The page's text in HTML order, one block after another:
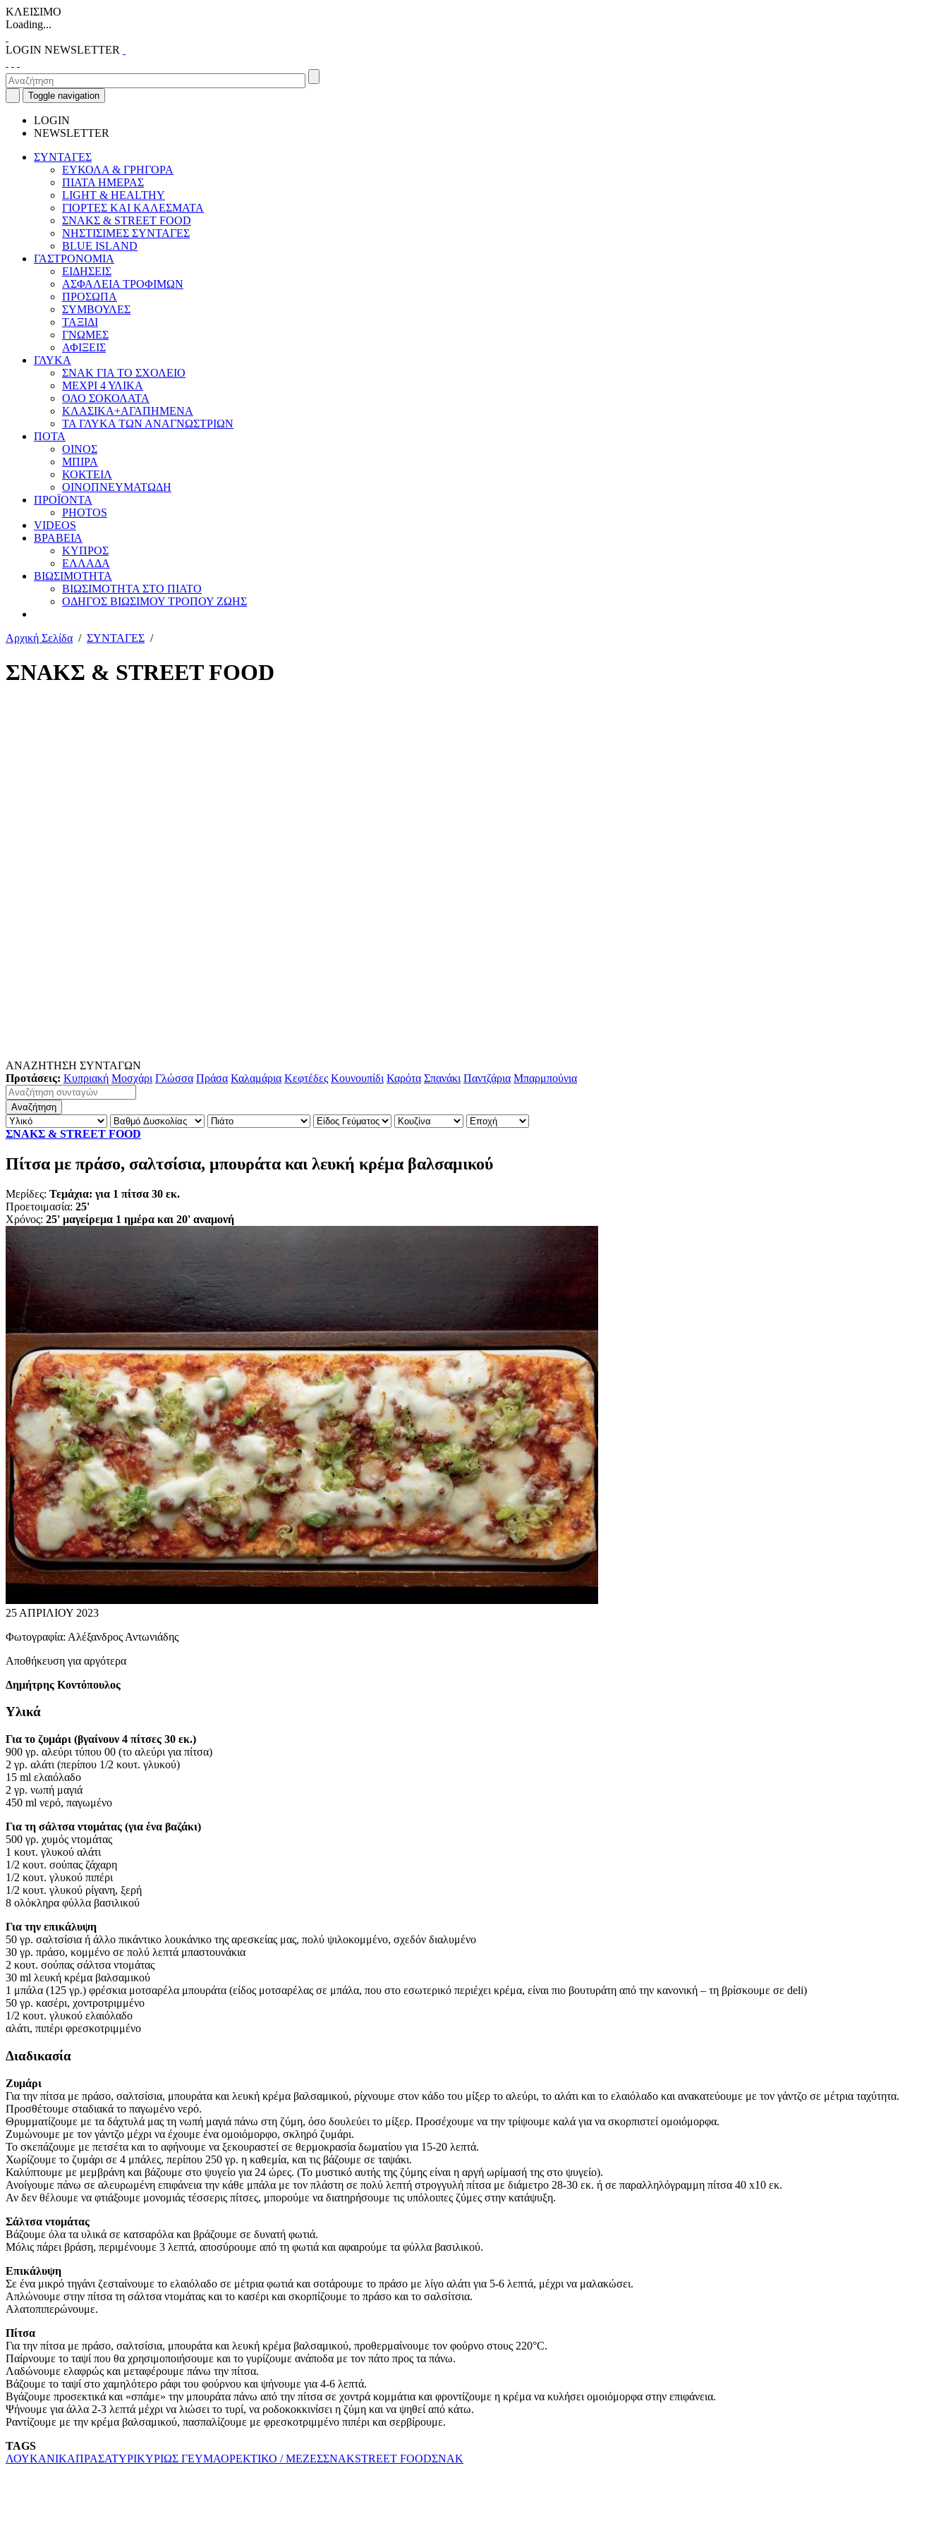
ΚΛΕΙΣΙΜΟ
Loading...
LOGIN NEWSLETTER
Toggle navigation
LOGIN
NEWSLETTER
ΣΥΝΤΑΓΕΣ
ΕΥΚΟΛΑ & ΓΡΗΓΟΡΑ
ΠΙΑΤΑ ΗΜΕΡΑΣ
LIGHT & HEALTHY
ΓΙΟΡΤΕΣ ΚΑΙ ΚΑΛΕΣΜΑΤΑ
ΣΝΑΚΣ & STREET FOOD
ΝΗΣΤΙΣΙΜΕΣ ΣΥΝΤΑΓΕΣ
BLUE ISLAND
ΓΑΣΤΡΟΝΟΜΙΑ
ΕΙΔΗΣΕΙΣ
ΑΣΦΑΛΕΙΑ ΤΡΟΦΙΜΩΝ
ΠΡΟΣΩΠΑ
ΣΥΜΒΟΥΛΕΣ
ΤΑΞΙΔΙ
ΓΝΩΜΕΣ
ΑΦΙΞΕΙΣ
ΓΛΥΚΑ
ΣΝΑΚ ΓΙΑ ΤΟ ΣΧΟΛΕΙΟ
ΜΕΧΡΙ 4 ΥΛΙΚΑ
ΟΛΟ ΣΟΚΟΛΑΤΑ
ΚΛΑΣΙΚΑ+ΑΓΑΠΗΜΕΝΑ
ΤΑ ΓΛΥΚΑ ΤΩΝ ΑΝΑΓΝΩΣΤΡΙΩΝ
ΠΟΤΑ
ΟΙΝΟΣ
ΜΠΙΡΑ
ΚΟΚΤΕΙΛ
ΟΙΝΟΠΝΕΥΜΑΤΩΔΗ
ΠΡΟΪΟΝΤΑ
PHOTOS
VIDEOS
ΒΡΑΒΕΙΑ
ΚΥΠΡΟΣ
ΕΛΛΑΔΑ
ΒΙΩΣΙΜΟΤΗΤΑ
ΒΙΩΣΙΜΟΤΗΤΑ ΣΤΟ ΠΙΑΤΟ
ΟΔΗΓΟΣ ΒΙΩΣΙΜΟΥ ΤΡΟΠΟΥ ΖΩΗΣ
Αρχική Σελίδα / ΣΥΝΤΑΓΕΣ /
ΣΝΑΚΣ & STREET FOOD
ΑΝΑΖΗΤΗΣΗ ΣΥΝΤΑΓΩΝ
Προτάσεις: Κυπριακή Μοσχάρι Γλώσσα Πράσα Καλαμάρια Κεφτέδες Κουνουπίδι Καρότα Σπανάκι Παντζάρια Μπαρμπούνια
ΣΝΑΚΣ & STREET FOOD
Πίτσα με πράσο, σαλτσίσια, μπουράτα και λευκή κρέμα βαλσαμικού
Μερίδες: Τεμάχια: για 1 πίτσα 30 εκ.
Προετοιμασία: 25'
Χρόνος: 25' μαγείρεμα 1 ημέρα και 20' αναμονή
25 ΑΠΡΙΛΙΟΥ 2023
Φωτογραφία: Αλέξανδρος Αντωνιάδης
Αποθήκευση για αργότερα
Δημήτρης Κοντόπουλος
Υλικά
Για το ζυμάρι (βγαίνουν 4 πίτσες 30 εκ.)
900 γρ. αλεύρι τύπου 00 (το αλεύρι για πίτσα)
2 γρ. αλάτι (περίπου 1/2 κουτ. γλυκού)
15 ml ελαιόλαδο
2 γρ. νωπή μαγιά
450 ml νερό, παγωμένο
Για τη σάλτσα ντομάτας (για ένα βαζάκι)
500 γρ. χυμός ντομάτας
1 κουτ. γλυκού αλάτι
1/2 κουτ. σούπας ζάχαρη
1/2 κουτ. γλυκού πιπέρι
1/2 κουτ. γλυκού ρίγανη, ξερή
8 ολόκληρα φύλλα βασιλικού
Για την επικάλυψη
50 γρ. σαλτσίσια ή άλλο πικάντικο λουκάνικο της αρεσκείας μας, πολύ ψιλοκομμένο, σχεδόν διαλυμένο
30 γρ. πράσο, κομμένο σε πολύ λεπτά μπαστουνάκια
2 κουτ. σούπας σάλτσα ντομάτας
30 ml λευκή κρέμα βαλσαμικού
1 μπάλα (125 γρ.) φρέσκια μοτσαρέλα μπουράτα (είδος μοτσαρέλας σε μπάλα, που στο εσωτερικό περιέχει κρέμα, είναι πιο βουτυράτη από την κανονική – τη βρίσκουμε σε deli)
50 γρ. κασέρι, χοντροτριμμένο
1/2 κουτ. γλυκού ελαιόλαδο
αλάτι, πιπέρι φρεσκοτριμμένο
Διαδικασία
Ζυμάρι
Για την πίτσα με πράσο, σαλτσίσια, μπουράτα και λευκή κρέμα βαλσαμικού, ρίχνουμε στον κάδο του μίξερ το αλεύρι, το αλάτι και το ελαιόλαδο και ανακατεύουμε με τον γάντζο σε μέτρια ταχύτητα.
Προσθέτουμε σταδιακά το παγωμένο νερό.
Θρυμματίζουμε με τα δάχτυλά μας τη νωπή μαγιά πάνω στη ζύμη, όσο δουλεύει το μίξερ. Προσέχουμε να την τρίψουμε καλά για να σκορπιστεί ομοιόμορφα.
Ζυμώνουμε με τον γάντζο μέχρι να έχουμε ένα ομοιόμορφο, σκληρό ζυμάρι.
Το σκεπάζουμε με πετσέτα και το αφήνουμε να ξεκουραστεί σε θερμοκρασία δωματίου για 15-20 λεπτά.
Χωρίζουμε το ζυμάρι σε 4 μπάλες, περίπου 250 γρ. η καθεμία, και τις βάζουμε σε ταψάκι.
Καλύπτουμε με μεμβράνη και βάζουμε στο ψυγείο για 24 ώρες. (Το μυστικό αυτής της ζύμης είναι η αργή ωρίμασή της στο ψυγείο).
Ανοίγουμε πάνω σε αλευρωμένη επιφάνεια την κάθε μπάλα με τον πλάστη σε πολύ λεπτή στρογγυλή πίτσα με διάμετρο 28-30 εκ. ή σε παραλληλόγραμμη πίτσα 40 x10 εκ.
Αν δεν θέλουμε να φτιάξουμε μονομιάς τέσσερις πίτσες, μπορούμε να διατηρήσουμε τις υπόλοιπες ζύμες στην κατάψυξη.
Σάλτσα ντομάτας
Βάζουμε όλα τα υλικά σε κατσαρόλα και βράζουμε σε δυνατή φωτιά.
Μόλις πάρει βράση, περιμένουμε 3 λεπτά, αποσύρουμε από τη φωτιά και αφαιρούμε τα φύλλα βασιλικού.
Επικάλυψη
Σε ένα μικρό τηγάνι ζεσταίνουμε το ελαιόλαδο σε μέτρια φωτιά και σοτάρουμε το πράσο με λίγο αλάτι για 5-6 λεπτά, μέχρι να μαλακώσει.
Απλώνουμε στην πίτσα τη σάλτσα ντομάτας και τo κασέρι και σκορπίζουμε το πράσο και το σαλσίτσια.
Αλατοπιπερώνουμε.
Πίτσα
Για την πίτσα με πράσο, σαλτσίσια, μπουράτα και λευκή κρέμα βαλσαμικού, προθερμαίνουμε τον φούρνο στους 220°C.
Παίρνουμε το ταψί που θα χρησιμοποιήσουμε και το γυρίζουμε ανάποδα με τον πάτο προς τα πάνω.
Λαδώνουμε ελαφρώς και μεταφέρουμε πάνω την πίτσα.
Βάζουμε το ταψί στο χαμηλότερο ράφι του φούρνου και ψήνουμε για 4-6 λεπτά.
Βγάζουμε προσεκτικά και «σπάμε» την μπουράτα πάνω από την πίτσα σε χοντρά κομμάτια και φροντίζουμε η κρέμα να κυλήσει ομοιόμορφα στην επιφάνεια.
Ψήνουμε για άλλα 2-3 λεπτά μέχρι να λιώσει το τυρί, να ροδοκοκκινίσει η ζύμη και να ψηθεί από κάτω.
Ραντίζουμε με την κρέμα βαλσαμικού, πασπαλίζουμε με φρεσκοτριμμένο πιπέρι και σερβίρουμε.
TAGS
ΛΟΥΚΑΝΙΚΑΠΡΑΣΑΤΥΡΙΚΥΡΙΩΣ ΓΕΥΜΑΟΡΕΚΤΙΚΟ / ΜΕΖΕΣΣΝΑΚSTREET FOODΣΝΑΚ